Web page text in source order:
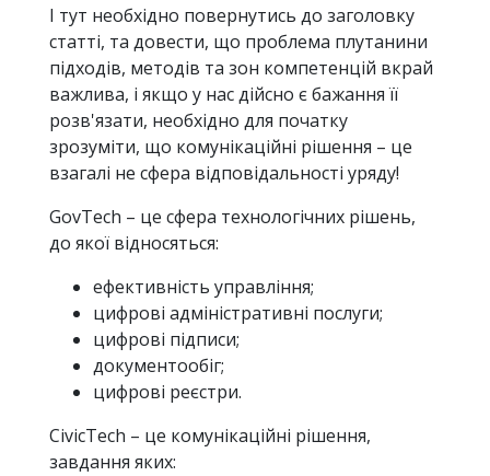
І тут необхідно повернутись до заголовку
статті, та довести, що проблема плутанини
підходів, методів та зон компетенцій вкрай
важлива, і якщо у нас дійсно є бажання її
розв'язати, необхідно для початку
зрозуміти, що комунікаційні рішення – це
взагалі не сфера відповідальності уряду!
GovTech – це сфера технологічних рішень,
до якої відносяться:
ефективність управління;
цифрові адміністративні послуги;
цифрові підписи;
документообіг;
цифрові реєстри.
CivicTech – це комунікаційні рішення,
завдання яких: